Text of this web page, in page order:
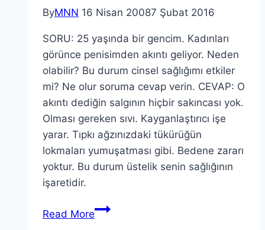
ByMNN 16 Nisan 20087 Şubat 2016
SORU: 25 yaşında bir gencim. Kadınları
görünce penisimden akıntı geliyor. Neden
olabilir? Bu durum cinsel sağlığımı etkiler
mi? Ne olur soruma cevap verin. CEVAP: O
akıntı dediğin salgının hiçbir sakıncası yok.
Olması gereken sıvı. Kayganlaştırıcı işe
yarar. Tıpkı ağzınızdaki tükürüğün
lokmaları yumuşatması gibi. Bedene zararı
yoktur. Bu durum üstelik senin sağlığının
işaretidir.
Read More